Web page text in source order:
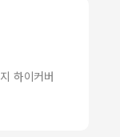
하이커버